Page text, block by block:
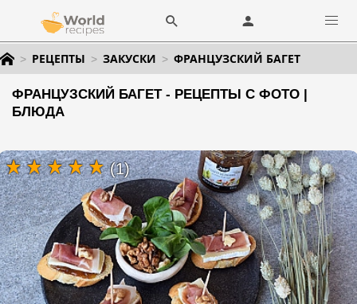
РЕЦЕПТЫ ЗАКУСКИ ФРАНЦУЗСКИЙ БАГЕТ
ФРАНЦУЗСКИЙ БАГЕТ - РЕЦЕПТЫ С ФОТО |
БЛЮДА
(1)